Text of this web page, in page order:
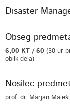
Disaster
Obseg
6,00 KT / 60(30 ur
oblik dela)
Nosilec
prof. dr. Marjan